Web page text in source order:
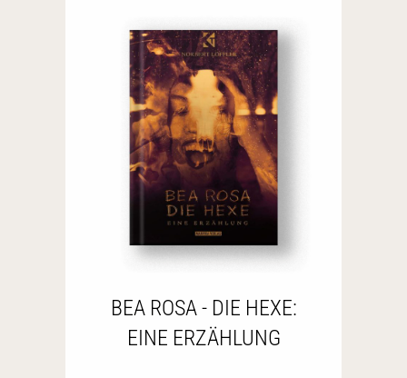
BEA ROSA - DIE HEXE:
EINE ERZÄHLUNG